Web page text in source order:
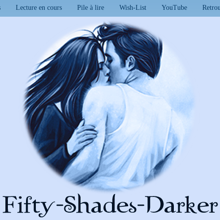
Lecture en cours Pile à lire Wish-List YouTube